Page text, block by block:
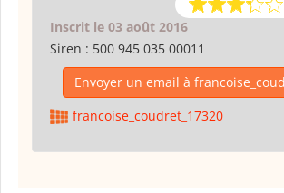
Inscrit le 03 août 2016
Siren : 500 945 035 00011
Envoyer un email à
francoise_coudret_17320